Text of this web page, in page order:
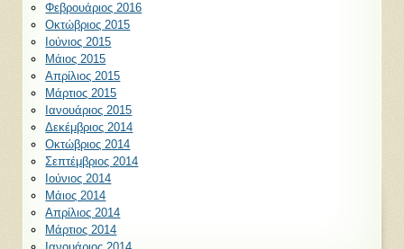
Φεβρουάριος 2016
Οκτώβριος 2015
Ιούνιος 2015
Μάιος 2015
Απρίλιος 2015
Μάρτιος 2015
Ιανουάριος 2015
Δεκέμβριος 2014
Οκτώβριος 2014
Σεπτέμβριος 2014
Ιούνιος 2014
Μάιος 2014
Απρίλιος 2014
Μάρτιος 2014